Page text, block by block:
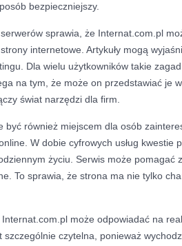
bezpieczniejszy.
sprawia, że Internat.com.pl
internetowe. Artykuły mogą
Dla wielu użytkowników takie
na tym, że może on przedstawiać je
świat narzędzi dla firm.
być również miejscem dla osób
W dobie cyfrowych usług kwestie
życiu. Serwis może pomagać
To sprawia, że strona ma nie tylko
może odpowiadać na
szczególnie czytelna, ponieważ